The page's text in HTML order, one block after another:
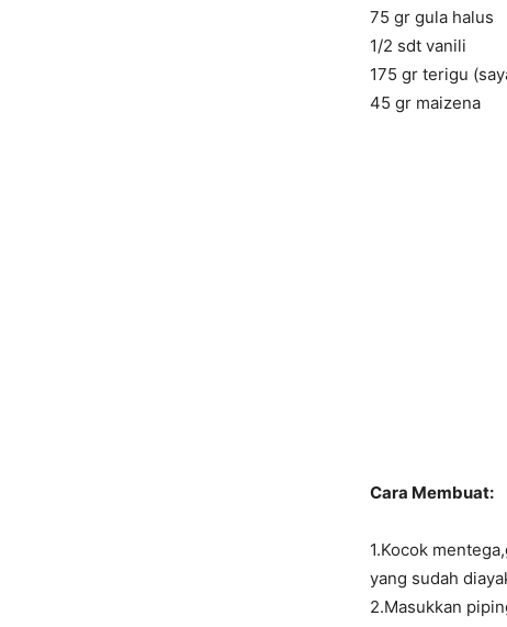
75 gr gula halus
1/2 sdt vanili
175 gr terigu
45 gr maizena
Cara Membuat:
1.Kocok
yang sudah
2.Masukkan